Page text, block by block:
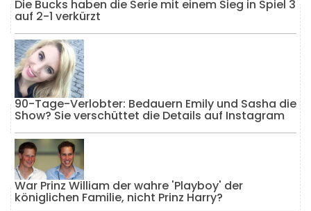
Die Bucks haben die Serie mit einem Sieg in Spiel 3
auf 2-1 verkürzt
90-Tage-Verlobter: Bedauern Emily und Sasha die
Show? Sie verschüttet die Details auf Instagram
War Prinz William der wahre 'Playboy' der
königlichen Familie, nicht Prinz Harry?